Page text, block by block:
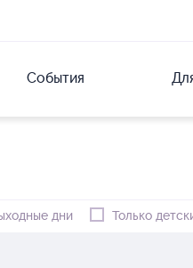
События
дни Только